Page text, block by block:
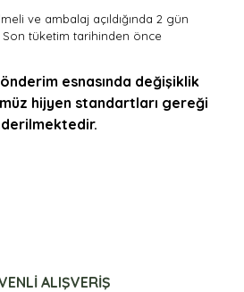
ve ambalaj açıldığında 2 gün
tüketim tarihinden önce
esnasında değişiklik
hijyen standartları gereği
geldi, lezzetide çok güzel
bozuk veya görüntülenemiyor.
ALIŞVERİŞ